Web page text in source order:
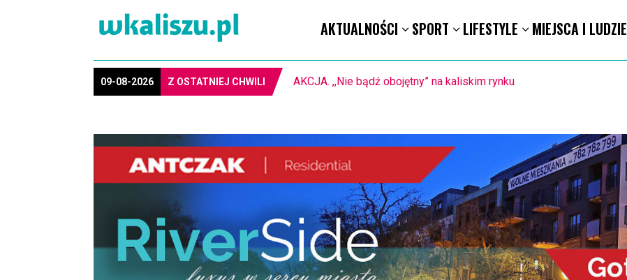
AKTUALNOŚCI SPORT LIFESTYLE MIEJSCA I LUDZIE
09-08-2026 Z OSTATNIEJ CHWILI PIŁKA RĘCZNA. Nowa bramkarka Szczypiorna. Grała w Norwegii